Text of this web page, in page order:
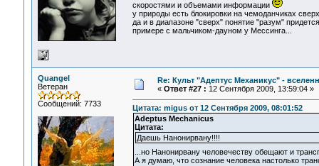
скоростями и объемами информации
у природы есть блокировки на чемоданчиках
да и в диапазоне "сверх" понятие "разум"
примере с мальчиком-дауном у Мессинга...
Quangel
Ветеран
Сообщений: 7733
Re: Культ "Адептус Механикус" -
« Ответ #27 : 12 Сентября 2009, 13:59:04 »
Цитата: migus от 12 Сентября 2009, 08:01:52
Adeptus Mechanicus
Цитата:
Даешь Нанонирвану!!!!
...но Нанонирвану человечеству обещают и
А я думаю, что сознание человека настолько